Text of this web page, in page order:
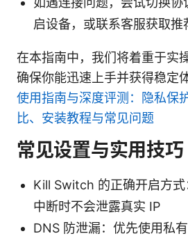
启设备，或联系客服获取推
在本指南中，我们将着重于实
确保你能迅速上手并获得稳定
使用指南与深度评测：隐私保
比、安装教程与常见问题
常见设置与实用技巧
Kill Switch 的正确开启方式
中断时不会泄露真实 IP
DNS 防泄漏：优先使用私